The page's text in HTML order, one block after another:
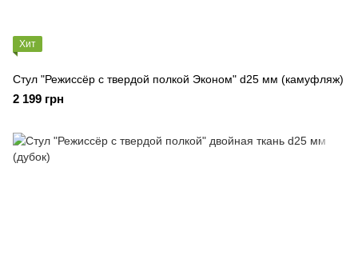
Хит
Стул "Режиссёр с твердой полкой Эконом" d25 мм (камуфляж)
2 199 грн